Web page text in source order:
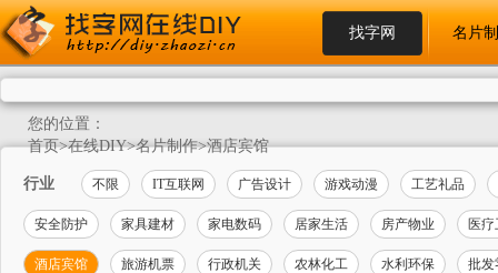
找字网 名片
您的位置：
首页>在线DIY>名片制作>酒店宾馆
行业 不限 IT互联网 广告设计 游戏动漫 工艺礼品
安全防护 家具建材 家电数码 居家生活 房产物业 医
酒店宾馆 旅游机票 行政机关 农林化工 水利环保 批发